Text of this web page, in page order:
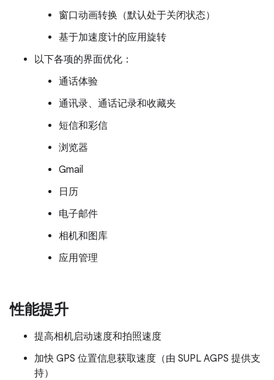
窗口动画转换（默认处于关闭状态）
基于加速度计的应用旋转
以下各项的界面优化：
通话体验
通讯录、通话记录和收藏夹
短信和彩信
浏览器
Gmail
日历
电子邮件
相机和图库
应用管理
性能提升
提高相机启动速度和拍照速度
加快 GPS 位置信息获取速度（由 SUPL AGPS 提供支
持）